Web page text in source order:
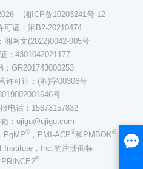
湘ICP备10203241号-12
可证：湘B2-20210474
湘网文(2022)0042-005号
：4301042021177
GR201743000253
许可证：(湘)字00306号
号
电话：15673157832
：ujigu@ujigu.com
PgMP®，PMI-ACP®和PMBOK®
Institute，Inc.的注册商标
PRINCE2®